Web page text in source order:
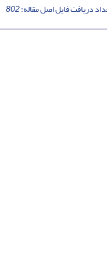
دریافت فایل اصل مقاله:802